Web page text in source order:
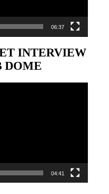
06:37
INTERVIEW
DOME
04:41